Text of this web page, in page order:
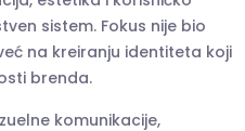
sistem. Fokus nije bio
na kreiranju identiteta koji
brenda.
komunikacije,